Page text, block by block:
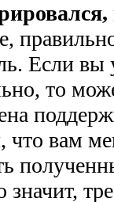
Если вы
то
что вам